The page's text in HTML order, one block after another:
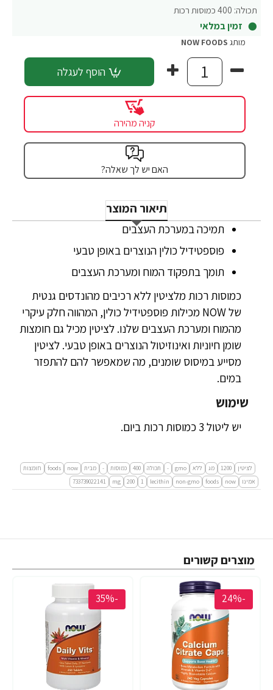
תכולה: 400 כמוסות רכות
זמין במלאי
מותג NOW FOODS
הוסף לעגלה
קניה מהירה
האם יש לך שאלה?
תיאור המוצר
תמיכה במערכת העצבים
פוספטידיל כולין הנוצרים באופן טבעי
תומך בתפקוד המוח ומערכת העצבים
כמוסות רכות מלציטין ללא רכיבים מהונדסים גנטית
של NOW מכילות פוספטידיל כולין, המהווה חלק עיקרי
מהמוח ומערכת העצבים שלנו. לציטין מכיל גם חומצות
שומן חיוניות ואינוזיטול הנוצרים באופן טבעי. לציטין
מסייע במיסוס שומנים, מה שמאפשר להם להתפזר
במים.
שימוש
יש ליטול 3 כמוסות רכות ביום.
לציטין 1200 מג ללא gmo
- תכולה 400 כמוסות - מבית now
foods
חומצות
אמינו
now
foods
non-gmo
lecithin
1
200
mg
733739022141
מוצרים קשורים
-24%
-35%